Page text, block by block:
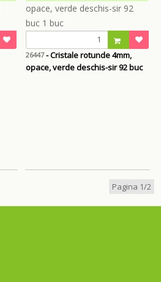
26447- Cristale rotunde 4mm,
opace, verde deschis-sir 92 buc
Pagina 1/2